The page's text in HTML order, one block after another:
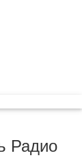
Радио